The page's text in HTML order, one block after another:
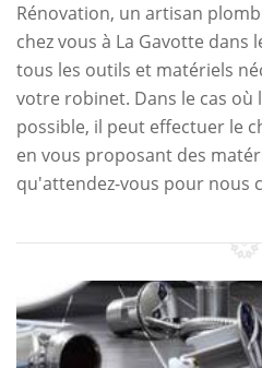
Rénovation, un artisan
chez vous à La Gavotte dans
tous les outils et matériels
votre robinet. Dans le cas
possible, il peut effectuer le
en vous proposant des
qu'attendez-vous pour nous